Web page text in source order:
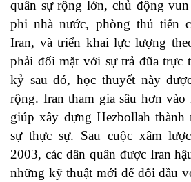
quân sự rộng lớn, chủ động
phi nhà nước, phòng thủ tiến
Iran, và triển khai lực lượng
phải đối mặt với sự trả đũa trực
kỷ sau đó, học thuyết này
rộng. Iran tham gia sâu hơn
giúp xây dựng Hezbollah
sự thực sự. Sau cuộc xâm
2003, các dân quân được Iran
những kỹ thuật mới để đối đầu